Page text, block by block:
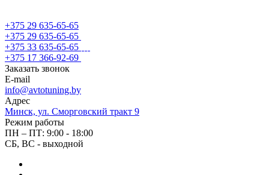
+375 29 635-65-65
+375 29 635-65-65
+375 33 635-65-65
+375 17 366-92-69
Заказать звонок
E-mail
info@avtotuning.by
Адрес
Минск, ул. Сморговский тракт 9
Режим работы
ПН – ПТ: 9:00 - 18:00
СБ, ВС - выходной